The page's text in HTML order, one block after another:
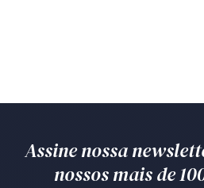
Assine nossa
nossos mais de